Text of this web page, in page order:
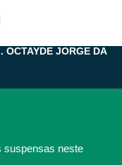
OCTAYDE JORGE DA
suspensas neste